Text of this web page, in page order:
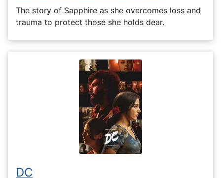
The story of Sapphire as she overcomes loss and
trauma to protect those she holds dear.
DC